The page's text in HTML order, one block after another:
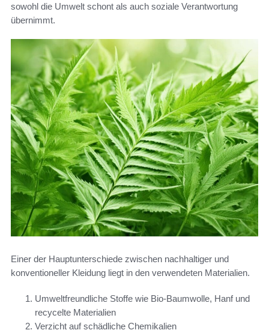
sowohl die Umwelt schont als auch soziale Verantwortung
übernimmt.
Einer der Hauptunterschiede zwischen nachhaltiger und
konventioneller Kleidung liegt in den verwendeten Materialien.
Umweltfreundliche Stoffe wie Bio-Baumwolle, Hanf und
recycelte Materialien
Verzicht auf schädliche Chemikalien